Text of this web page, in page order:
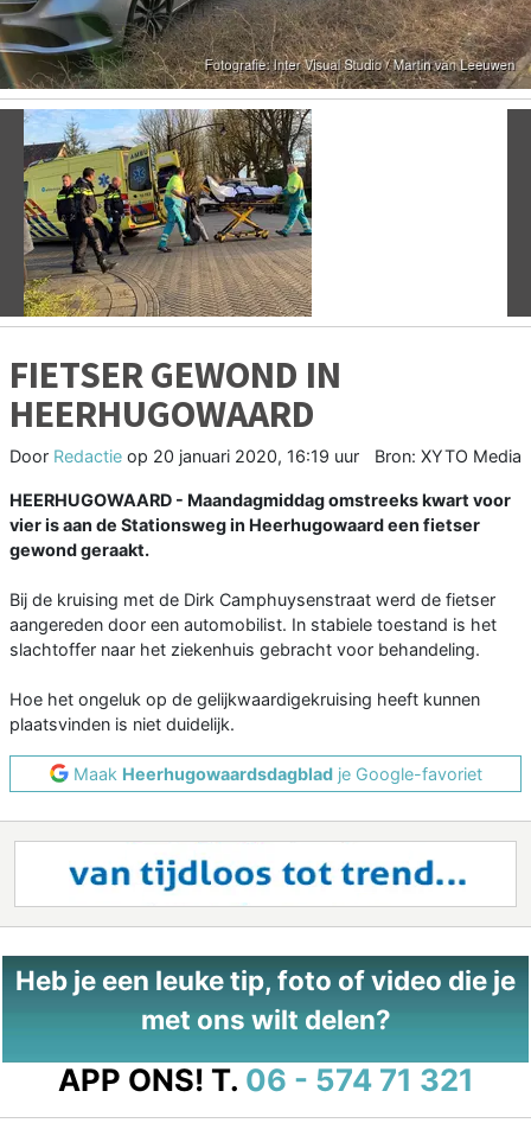
Vorige
FIETSER GEWOND IN
HEERHUGOWAARD
Door Redactie op 20 januari 2020, 16:19 uur Bron: XYTO Media
HEERHUGOWAARD - Maandagmiddag omstreeks kwart voor
vier is aan de Stationsweg in Heerhugowaard een fietser
gewond geraakt.
Bij de kruising met de Dirk Camphuysenstraat werd de fietser
aangereden door een automobilist. In stabiele toestand is het
slachtoffer naar het ziekenhuis gebracht voor behandeling.
Hoe het ongeluk op de gelijkwaardigekruising heeft kunnen
plaatsvinden is niet duidelijk.
Maak Heerhugowaardsdagbladje Google-favoriet
Heb je een leuke tip, foto of video die je
met ons wilt delen?
APP ONS! T. 06 - 574 71 321